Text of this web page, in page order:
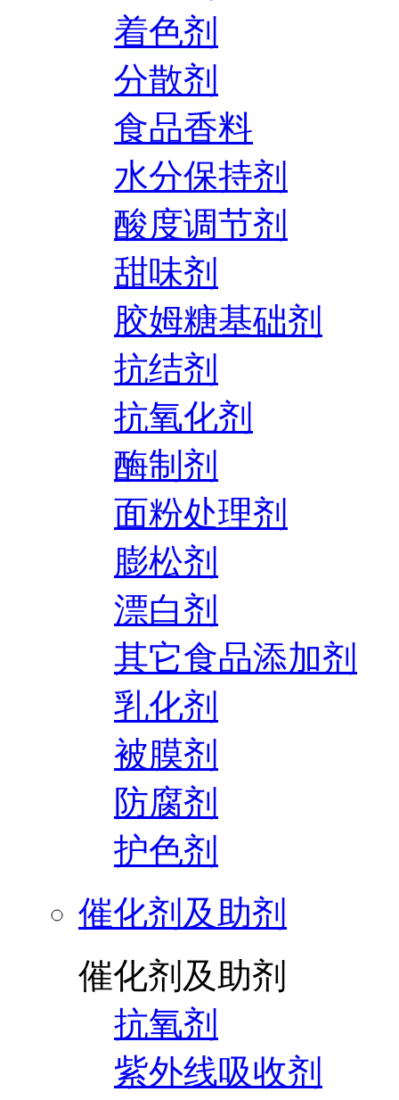
着色剂
分散剂
食品香料
水分保持剂
酸度调节剂
甜味剂
胶姆糖基础剂
抗结剂
抗氧化剂
酶制剂
面粉处理剂
膨松剂
漂白剂
其它食品添加剂
乳化剂
被膜剂
防腐剂
护色剂
催化剂及助剂
催化剂及助剂
抗氧剂
紫外线吸收剂